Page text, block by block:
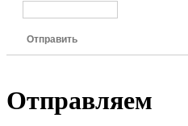
Отправить
Отправляем